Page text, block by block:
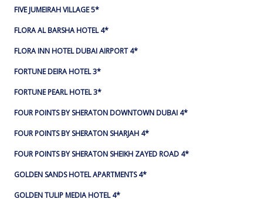
FIVE JUMEIRAH VILLAGE 5*
FLORA AL BARSHA HOTEL 4*
FLORA INN HOTEL DUBAI AIRPORT 4*
FORTUNE DEIRA HOTEL 3*
FORTUNE PEARL HOTEL 3*
FOUR POINTS BY SHERATON DOWNTOWN DUBAI 4*
FOUR POINTS BY SHERATON SHARJAH 4*
FOUR POINTS BY SHERATON SHEIKH ZAYED ROAD 4*
GOLDEN SANDS HOTEL APARTMENTS 4*
GOLDEN TULIP MEDIA HOTEL 4*